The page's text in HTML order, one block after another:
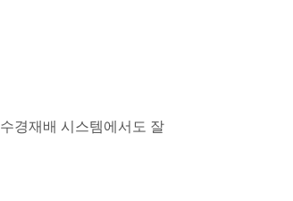
수경재배 시스템에서도 잘